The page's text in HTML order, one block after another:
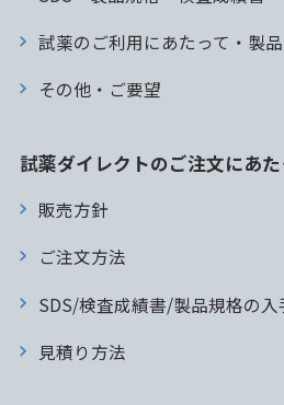
試薬のご利用にあたって・製
その他・ご要望
試薬ダイレクトのご注文にあた
販売方針
ご注文方法
SDS/検査成績書/製品規格の入
見積り方法